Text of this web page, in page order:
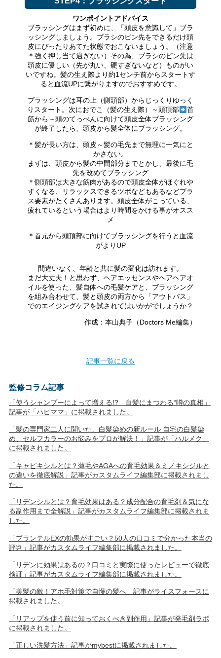
ワンポイントアドバイス
ブラッシングはまず初めに、「頭皮を意識して」ブラ
ッシングしましょう。ブラシのピン先をできるだけ頭
皮にぴったりあてた状態でおこないましょう。（注意
＊強く押し当て過ぎない）その為、ブラシのピン先は
頭皮に優しい（先が丸い、硬すぎないなど）ものがい
いですね。髪の生え際より約1センチ前からスタートす
ると血流UPに繋がりますのでおすすめです。
ブラッシングは耳の上（側頭部）からじっくりゆっく
りスタート。次におでこ（髪の生え際）～頭頂部
首
筋から～頭のてっぺんに向けて頭皮全体ブラッシング
が終了したら、頭皮から髪全体にブラッシング。
＊髪が長い方は、頭皮～髪の毛先まで無理に一気にと
かさない。
まずは、頭皮から髪の中間部分までとかし、最後に毛
先を改めてブラッシング
＊側頭部は大きな筋肉があるので頭皮全体がほぐれや
すくなる、リラックスできるツボなどもあるなどプラ
ス要素がたくさんあります。頭皮全体がこっている、
疲れているという場合はより時間をかける事がオスス
メ
＊首元から頭頂部に向けてブラッシングを行うと血流
がよりUP
間違いなく、年齢と共に髪の変化は訪れます。
まだ大丈夫！と思わず、ヘアエッセンスやヘアヘアオ
イルを使った、髪自体への毛髪ケアと、ブラッシング
を組み合わせて、髪と頭皮の両方から「アウトバス」
でのエイジングケアを試されてはいかがでしょうか？
作成：本山典子（Doctors Me編集）
記事一覧に戻る
監修コラム記事
「使うシャンプーによって増える!? 白髪にまつわる“噂の真相」
記事が「ハピママ」に掲載されました。
「髪の専門家二人に聞いた、白髪染めの新ルール 自宅の白髪染
め、セルフカラーのお悩みをプロが解決！」記事が「ハルメク」
に掲載されました。
「キャピキシルとは？薄毛やAGAへの育毛効果＆ミノキシジルと
の違いを徹底解説」記事がカスタムライフ編集部に掲載されまし
た。
「リデンシルとは？育毛効果はある？成分配合の育毛剤＆気にな
る副作用まで全解説」記事がカスタムライフ編集部に掲載されま
した。
「プランテルEXの効果がすごい？50人の口コミで分かった本当の
評判」記事がカスタムライフ編集部に掲載されました。
「リデンに効果はあるの？口コミと実際に使ったレビューで徹底
検証」記事がカスタムライフ編集部に掲載されました。
「美髪の敵！アホ毛対策で自慢の髪へ」記事がライスフォースに
掲載されました。
「リアップを使う前に知っておくべき副作用」記事が発毛剤ラボ
に掲載されました。
「正しい洗髪方法」記事がmybestに掲載されました。